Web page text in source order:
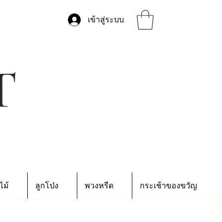
เข้าสู่ระบบ
ม้ ลูกโป่ง พวงหรีด กระเช้าของขวัญ